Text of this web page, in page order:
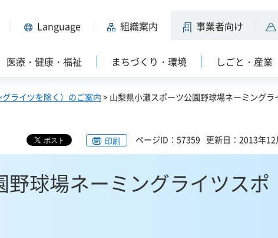
Language 組織案内 事業者向け
医療・健康・福祉 まちづくり・環境 しごと・産業
ライツを除く）のご案内 > 山梨県小瀬スポーツ公園野球場ネーミングラ
印刷 ページID：57359 更新日：2013年12
球場ネーミングライツスポ